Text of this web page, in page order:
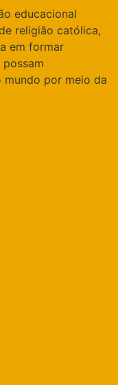
educacional
religião católica,
em formar
mundo por meio da